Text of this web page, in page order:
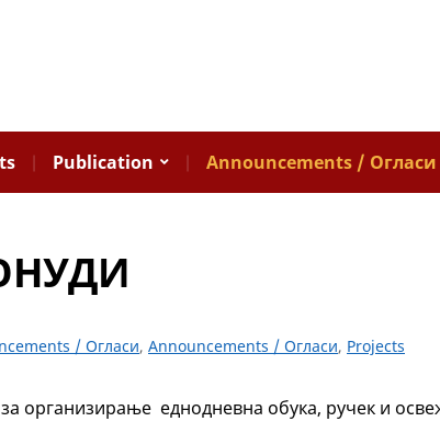
Publication Announcements / Огласи
/ Огласи, Announcements / Огласи, Projects
организирање еднодневна обука, ручек и